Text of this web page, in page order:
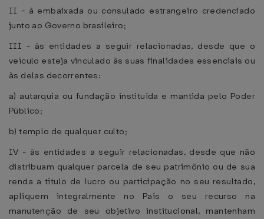
II - à embaixada ou consulado estrangeiro credenciado
junto ao Governo brasileiro;
III - às entidades a seguir relacionadas, desde que o
veículo esteja vinculado às suas finalidades essenciais ou
às delas decorrentes:
a) autarquia ou fundação instituída e mantida pelo Poder
Público;
b) templo de qualquer culto;
IV - às entidades a seguir relacionadas, desde que não
distribuam qualquer parcela de seu patrimônio ou de sua
renda a título de lucro ou participação no seu resultado,
apliquem integralmente no País o seu recurso na
manutenção de seu objetivo institucional, mantenham